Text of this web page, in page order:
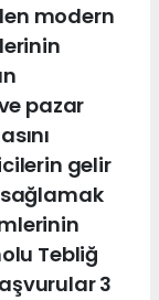
modern
pazar
gelir
Tebliğ
3